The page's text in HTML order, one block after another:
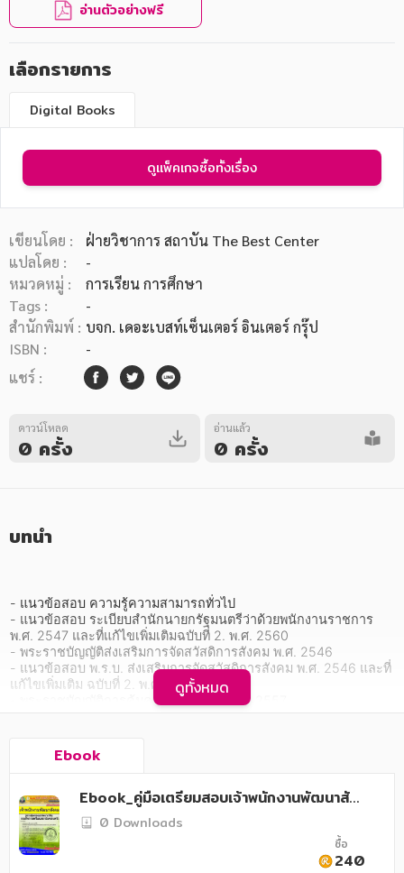
หมวดหมู่หนังสือ
หมวดหมู่ยอดนิยม
หนังสือเสียง
โปรโมชั่นลดราคา
อาหาร สุขภาพ การแพทย์
สังคม วัฒนธรรม การปกครอง ศาสนาและปรัชญา
ศาสนา และปรัชญา
กฎหมาย สัญญา ภาษี
นิตยสาร หนังสือพิมพ์
ครอบครัว
วรรณกรรม
อ่านตัวอย่างฟรี
เลือกรายการ
Digital Books
ดูแพ็คเกจซื้อทั้งเรื่อง
เขียนโดย :
ฝ่ายวิชาการ สถาบัน The Best Center
แปลโดย :
-
หมวดหมู่ :
การเรียน การศึกษา
Tags :
-
สำนักพิมพ์ : บจก. เดอะเบสท์เซ็นเตอร์ อินเตอร์ กรุ๊ป
ISBN :
-
แชร์ :
ดาวน์โหลด
0 ครั้ง
อ่านแล้ว
0 ครั้ง
บทนำ
- แนวข้อสอบ ความรู้ความสามารถทั่วไป
- แนวข้อสอบ ระเบียบสำนักนายกรัฐมนตรีว่าด้วยพนักงานราชการ
พ.ศ. 2547 และที่แก้ไขเพิ่มเติมฉบับที่ 2. พ.ศ. 2560
- พระราชบัญญัติส่งเสริมการจัดสวัสดิการสังคม พ.ศ. 2546
- แนวข้อสอบ พ.ร.บ. ส่งเสริมการจัดสวัสดิการสังคม พ.ศ. 2546 และที่
แก้ไขเพิ่มเติม ฉบับที่ 2. พ.ศ. 2550
- พระราชบัญญัติการคุ้มครองคนไร้ที่พึ่งพ.ศ. 2557
- แนวข้อสอบ พ.ร.บ. ควบคุมการขอทาน พ.ศ.2559
- ความรู้เกี่ยวกับงานพัฒนาสังคมและแนวคิดการพัฒนาสังคม
- ความรู้ด้านการสารวจรวบรวมข้อมูล
- การจัดทารายงานผลการปฏิบัติงาน
- แนวข้อสอบ เจ้าพนักงานพัฒนาสังคมชุดที่ 1.
- แนวข้อสอบ เจ้าพนักงานพัฒนาสังคมชุดที่ 2.
ดูทั้งหมด
Ebook
Ebook_คู่มือเตรียมสอบเจ้าพนักงานพัฒนาสัง
คม สถานคุ้มครองและพัฒนาอาชีพ กรมกิจการ
0 Downloads
ซื้อ
240